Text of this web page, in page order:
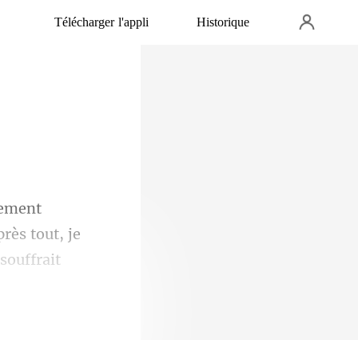
Télécharger l'appli Historique
tout, je